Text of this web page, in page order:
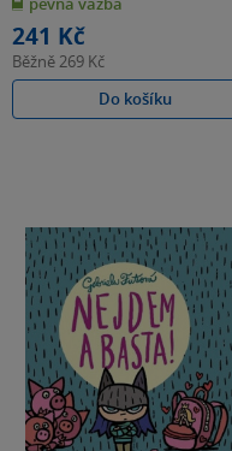
hvězdiček
241 Kč
Běžně269 Kč
Do košíku